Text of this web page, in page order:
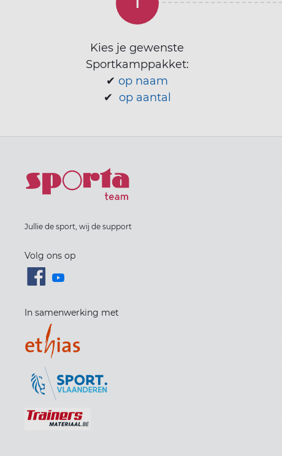
Kies je gewenste
Sportkamppakket:
✔op naam
✔ op aantal
Jullie de sport, wij de support
Volg ons op
In samenwerking met